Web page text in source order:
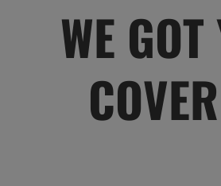
WE